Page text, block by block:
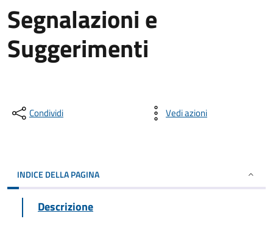
Segnalazioni e
Suggerimenti
Condividi Vedi azioni
INDICE DELLA PAGINA
Descrizione